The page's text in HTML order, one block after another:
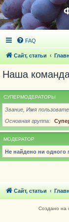
FAQ
Сайт, статьи
Наша
СУПЕРМОДЕРАТОРЫ
Звание, Имя
Основная группа
МОДЕРАТОР
Не найдено ни одного
Сайт, статьи
Создано на